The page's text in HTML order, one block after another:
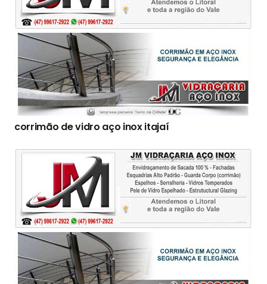
corrimão de vidro aço inox itajaí